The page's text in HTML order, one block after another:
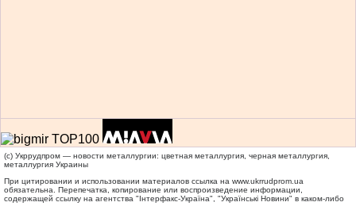
(c) Укррудпром — новости металлургии: цветная металлургия, черная металлургия,
металлургия Украины
При цитировании и использовании материалов ссылка на www.ukrrudprom.ua
обязательна. Перепечатка, копирование или воспроизведение информации,
содержащей ссылку на агентства "Iнтерфакс-Україна", "Українськi Новини" в каком-либо